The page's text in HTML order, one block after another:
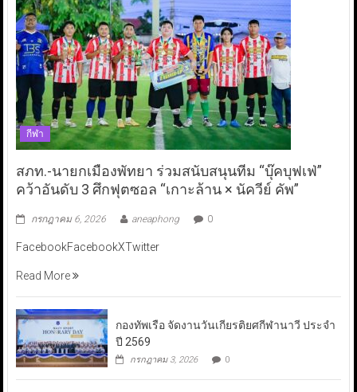
กีฬา
สภท.-นายกเมืองพัทยา ร่วมสนับสนุนทีม “บุ๊คบุฟเฟ่”
คว้าอันดับ 3 ศึกฟุตซอล “เกาะล้าน × นัควีย์ คัพ”
กรกฎาคม 6, 2026 aneaphong 0
FacebookFacebookXTwitter
Read More
กองทัพเรือ จัดงานวันเกียรติยศกีฬานาวี ประจำ
ปี 2569
กรกฎาคม 3, 2026 0